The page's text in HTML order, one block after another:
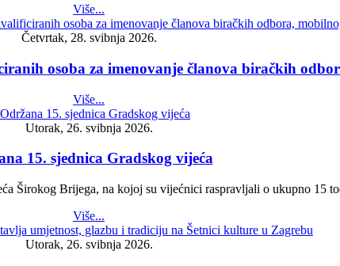
Više...
Četvrtak, 28. svibnja 2026.
osoba za imenovanje članova biračkih
Više...
Utorak, 26. svibnja 2026.
15. sjednica Gradskog vijeća
Širokog Brijega, na kojoj su vijećnici raspravljali o ukupno 15
Više...
Utorak, 26. svibnja 2026.